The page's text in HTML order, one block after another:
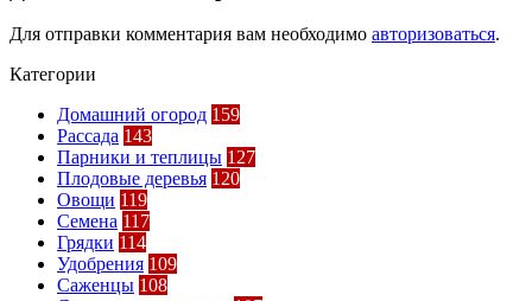
Для отправки комментария вам необходимо авторизоваться.
Категории
Домашний огород 159
Рассада 143
Парники и теплицы 127
Плодовые деревья 120
Овощи 119
Семена 117
Грядки 114
Удобрения 109
Саженцы 108